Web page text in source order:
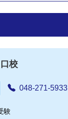
校
048-271-5933
験